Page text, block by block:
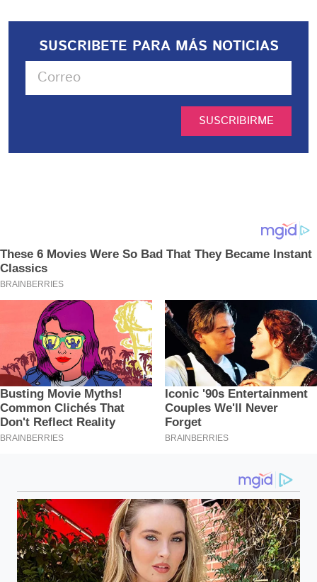
SUSCRIBETE PARA MÁS NOTICIAS
SUSCRIBIRME